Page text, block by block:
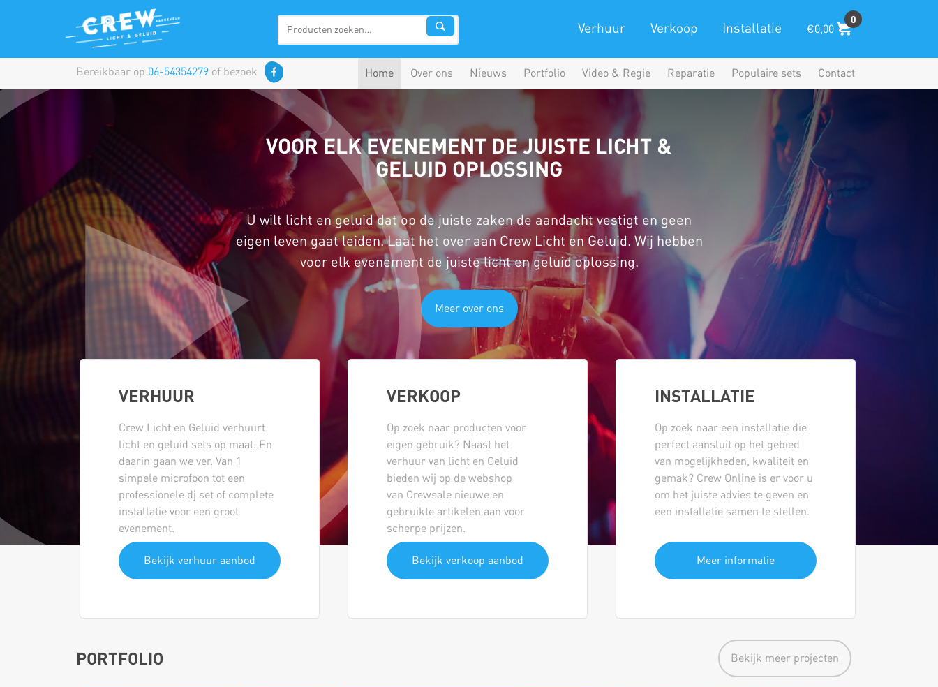
Verhuur Verkoop Installatie
0
€0,00
Bereikbaar op 06-54354279 of bezoek Home Over ons Nieuws Portfolio Video & Regie Reparatie Populaire sets Contact
VOOR ELK EVENEMENT DE JUISTE LICHT &
GELUID OPLOSSING
U wilt licht en geluid dat op de juiste zaken de aandacht vestigt en geen
eigen leven gaat leiden. Laat het over aan Crew Licht en Geluid. Wij hebben
voor elk evenement de juiste licht en geluid oplossing.
Meer over ons
VERHUUR
Crew Licht en Geluid verhuurt
licht en geluid sets op maat. En
daarin gaan we ver. Van 1
simpele microfoon tot een
professionele dj set of complete
installatie voor een groot
evenement.
Bekijk verhuur aanbod
VERKOOP
Op zoek naar producten voor
eigen gebruik? Naast het
verhuur van licht en Geluid
bieden wij op de webshop
van Crewsale nieuwe en
gebruikte artikelen aan voor
scherpe prijzen.
Bekijk verkoop aanbod
INSTALLATIE
Op zoek naar een installatie die
perfect aansluit op het gebied
van mogelijkheden, kwaliteit en
gemak? Crew Online is er voor u
om het juiste advies te geven en
een installatie samen te stellen.
Meer informatie
PORTFOLIO Bekijk meer projecten